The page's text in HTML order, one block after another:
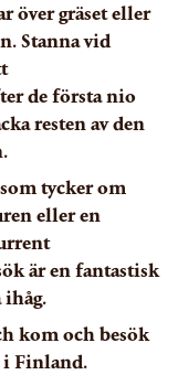
över gräset eller
Stanna vid
de första nio
resten av den
tycker om
eller en
är en fantastisk
ihåg.
kom och besök
i Finland.